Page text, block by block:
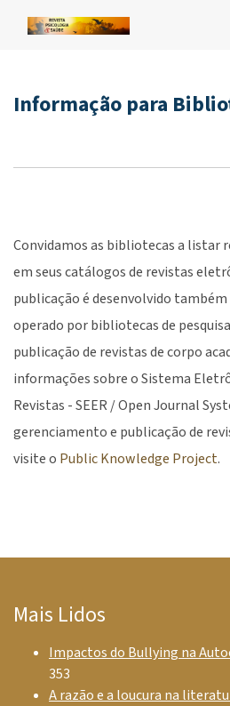
Informação para
Convidamos as bibliotecas a listar
em seus catálogos de revistas
publicação é desenvolvido também
operado por bibliotecas de
publicação de revistas de corpo
informações sobre o Sistema
Revistas - SEER / Open Journal
gerenciamento e publicação de
visite o Public Knowledge Project.
Mais Lidos
Impactos do Bullying na
353
A razão e a loucura na